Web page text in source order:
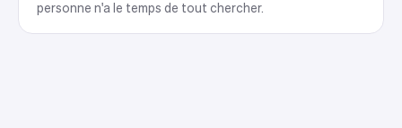
personne n'a le temps de tout chercher.